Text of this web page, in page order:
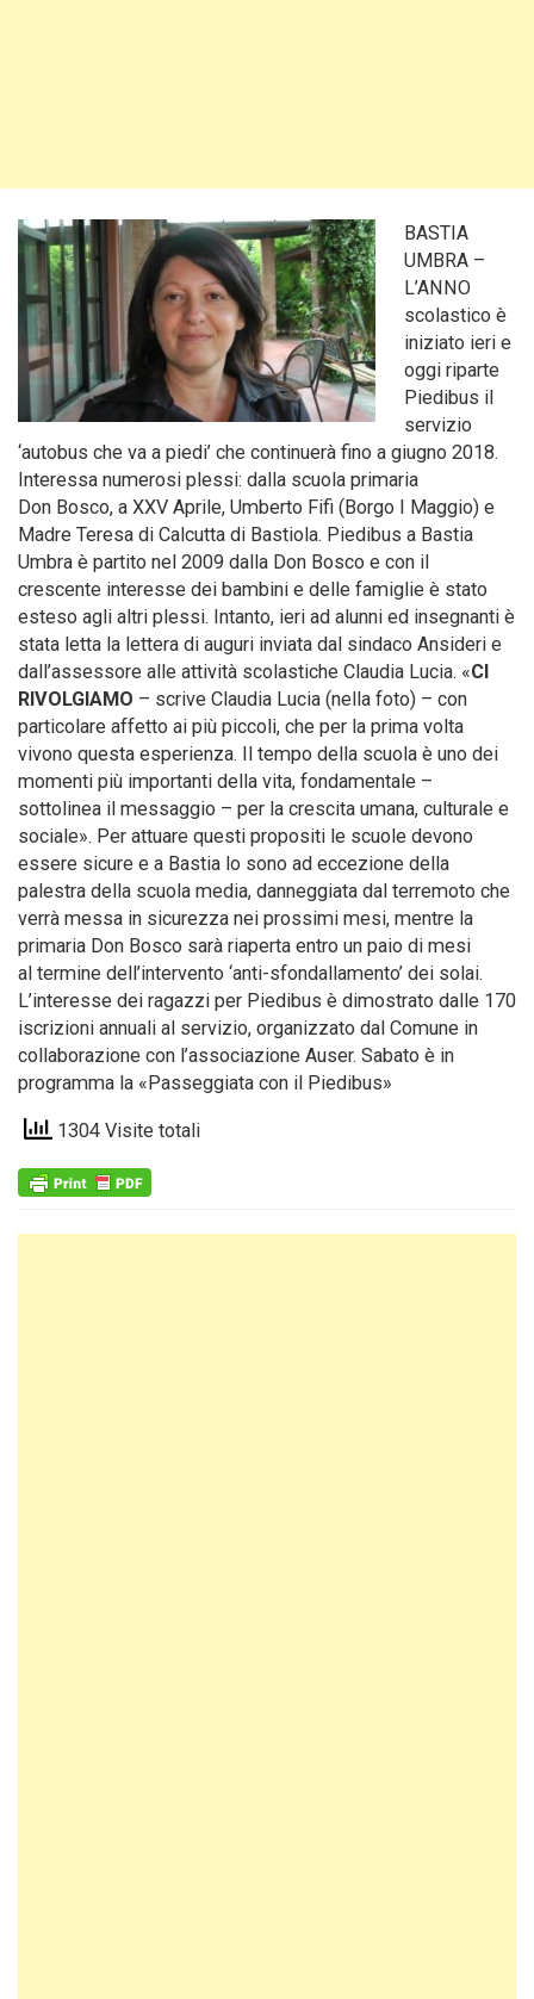
BASTIA
UMBRA –
L’ANNO
scolastico è
iniziato ieri e
oggi riparte
Piedibus il
servizio
‘autobus che va a piedi’ che continuerà fino a giugno 2018.
Interessa numerosi plessi: dalla scuola primaria
Don Bosco, a XXV Aprile, Umberto Fifi (Borgo I Maggio) e
Madre Teresa di Calcutta di Bastiola. Piedibus a Bastia
Umbra è partito nel 2009 dalla Don Bosco e con il
crescente interesse dei bambini e delle famiglie è stato
esteso agli altri plessi. Intanto, ieri ad alunni ed insegnanti è
stata letta la lettera di auguri inviata dal sindaco Ansideri e
dall’assessore alle attività scolastiche Claudia Lucia. «CI
RIVOLGIAMO – scrive Claudia Lucia (nella foto) – con
particolare affetto ai più piccoli, che per la prima volta
vivono questa esperienza. Il tempo della scuola è uno dei
momenti più importanti della vita, fondamentale –
sottolinea il messaggio – per la crescita umana, culturale e
sociale». Per attuare questi propositi le scuole devono
essere sicure e a Bastia lo sono ad eccezione della
palestra della scuola media, danneggiata dal terremoto che
verrà messa in sicurezza nei prossimi mesi, mentre la
primaria Don Bosco sarà riaperta entro un paio di mesi
al termine dell’intervento ‘anti-sfondallamento’ dei solai.
L’interesse dei ragazzi per Piedibus è dimostrato dalle 170
iscrizioni annuali al servizio, organizzato dal Comune in
collaborazione con l’associazione Auser. Sabato è in
programma la «Passeggiata con il Piedibus»
1304 Visite totali